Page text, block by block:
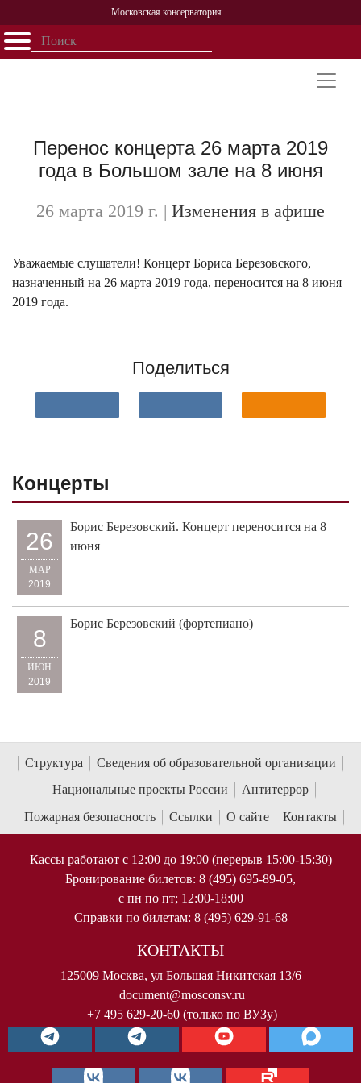
Московская консерватория
Открыть - закрыть
Персоналии
История
Перенос концерта 26 марта 2019
года в Большом зале на 8 июня
26 марта 2019 г. | Изменения в афише
Уважаемые слушатели! Концерт Бориса Березовского,
назначенный на 26 марта 2019 года, переносится на 8 июня
2019 года.
Поделиться
Концерты
26
МАР
2019
Борис Березовский. Концерт переносится на 8
июня
8
ИЮН
2019
Борис Березовский (фортепиано)
Структура
Сведения об образовательной организации
Национальные проекты России
Антитеррор
Пожарная безопасность
Ссылки О сайте Контакты
Кассы работают с 12:00 до 19:00 (перерыв 15:00-15:30)
Бронирование билетов: 8 (495) 695-89-05,
с пн по пт; 12:00-18:00
Справки по билетам: 8 (495) 629-91-68
КОНТАКТЫ
125009 Москва, ул Большая Никитская 13/6
document@mosconsv.ru
+7 495 629-20-60 (только по ВУЗу)